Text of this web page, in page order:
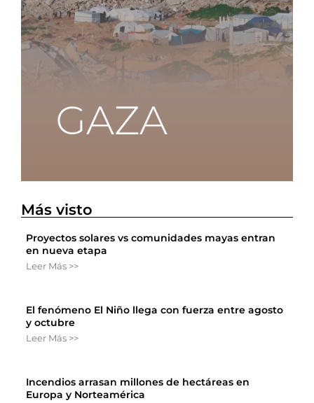
Más visto
Proyectos solares vs comunidades mayas entran
en nueva etapa
Leer Más >>
El fenómeno El Niño llega con fuerza entre agosto
y octubre
Leer Más >>
Incendios arrasan millones de hectáreas en
Europa y Norteamérica